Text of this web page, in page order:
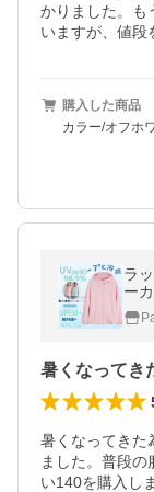
かりました。も
いますが、値段
購入した商品
カラー/オフホ
ラ
ー
ー
湿
暑くなってきた
ました。普段
い140を購入し